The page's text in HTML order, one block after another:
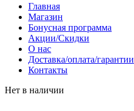
Главная
Магазин
Бонусная программа
Акции/Скидки
О нас
Доставка/оплата/гарантии
Контакты
Нет в наличии